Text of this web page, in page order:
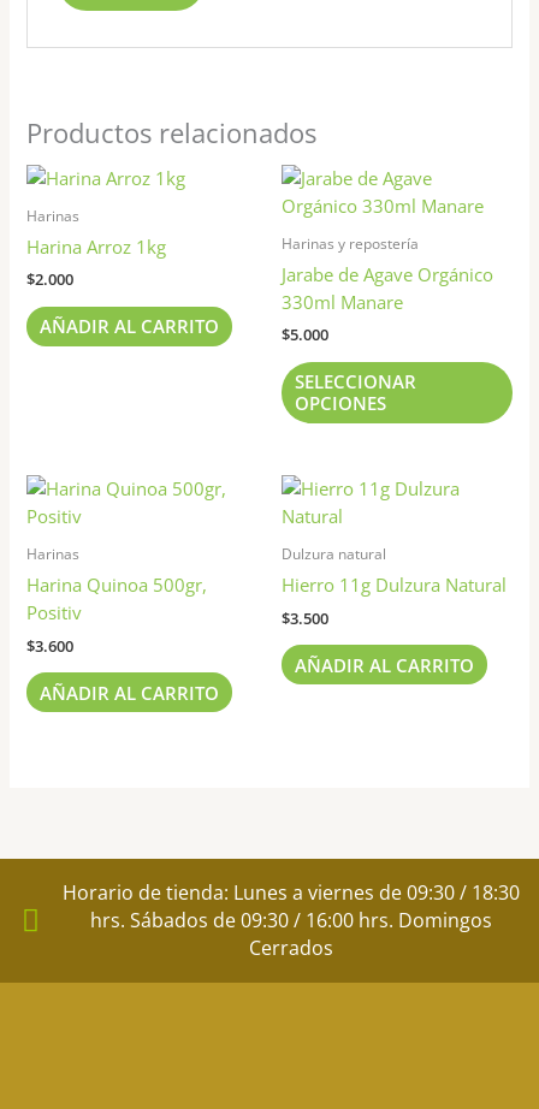
Productos relacionados
Harinas
Harina Arroz 1kg
$2.000
AÑADIR AL CARRITO
Harinas y repostería
Jarabe de Agave Orgánico
330ml Manare
$5.000
SELECCIONAR
OPCIONES
Harinas
Harina Quinoa 500gr,
Positiv
$3.600
AÑADIR AL CARRITO
Dulzura natural
Hierro 11g Dulzura Natural
$3.500
AÑADIR AL CARRITO
Horario de tienda: Lunes a viernes de 09:30 / 18:30
hrs. Sábados de 09:30 / 16:00 hrs. Domingos
Cerrados